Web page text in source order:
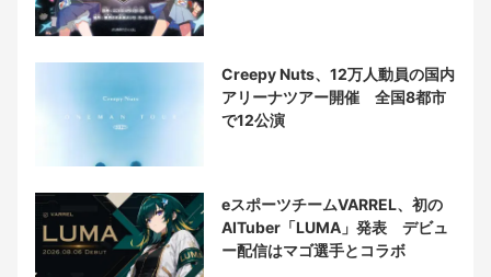
Creepy Nuts、12万人動員の国内
アリーナツアー開催 全国8都市
で12公演
eスポーツチームVARREL、初の
AITuber「LUMA」発表 デビュ
ー配信はマゴ選手とコラボ